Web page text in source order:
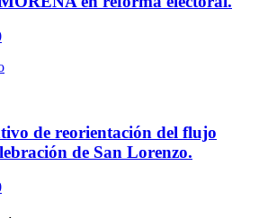
de reorientación del flujo
de San Lorenzo.